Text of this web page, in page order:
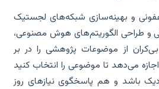
و بهینه‌سازی شبکه‌های لجستیک
الگوریتم‌های هوش مصنوعی،
از موضوعات پژوهشی را در بر
تا موضوعی را انتخاب کنید
و هم پاسخگوی نیازهای روز